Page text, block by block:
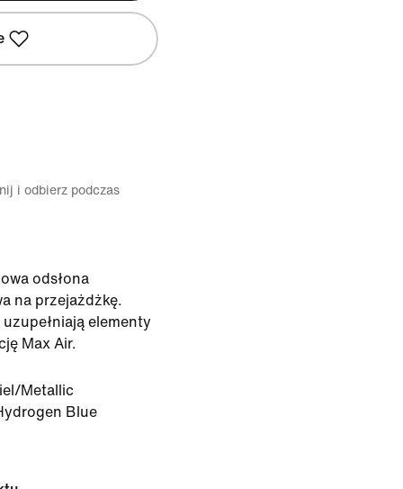
i odbierz podczas
odsłona
na przejażdżkę.
elementy
Max Air.
Metallic
Blue